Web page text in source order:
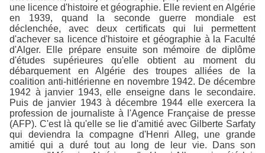
une licence d'histoire et géographie. Elle revient en Algérie
en 1939, quand la seconde guerre mondiale est
déclenchée, avec deux certificats qui lui permettent
d'achever sa licence d'histoire et géographie à la Faculté
d'Alger. Elle prépare ensuite son mémoire de diplôme
d'études supérieures qu'elle obtient au moment du
débarquement en Algérie des troupes alliées de la
coalition anti-hitlérienne en novembre 1942. De décembre
1942 à janvier 1943, elle enseigne dans le secondaire.
Puis de janvier 1943 à décembre 1944 elle exercera la
profession de journaliste à l'Agence Française de presse
(AFP). C'est là qu'elle se lie d'amitié avec Gilberte Sarfaty
qui deviendra la compagne d'Henri Alleg, une grande
amitié qui a duré tout au long de leur vie. Dans son